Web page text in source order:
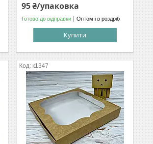
95 ₴/упаковка
Готово до відправки Оптом і в роздріб
Купити
к1347